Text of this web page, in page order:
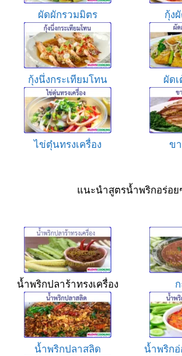
ผัดผักรวมมิตร กุ้ง
กุ้งนึ่งกระเทียมโทน ผัด
ไข่ตุ๋นทรงเครื่อง ข
แนะนำสูตรน้ำพริกอร่อย
น้ำพริกปลาร้าทรงเครื่อง
น้ำพริกปลาสลิด น้ำพริก